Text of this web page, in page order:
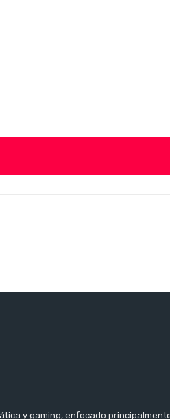
y gaming, enfocado